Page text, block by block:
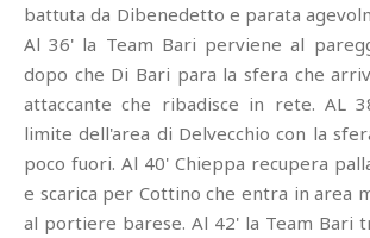
battuta da Dibenedetto e parata
Al 36' la Team Bari perviene al
dopo che Di Bari para la sfera che
attaccante che ribadisce in rete. AL
limite dell'area di Delvecchio con la
poco fuori. Al 40' Chieppa recupera
e scarica per Cottino che entra in area
al portiere barese. Al 42' la Team Bari